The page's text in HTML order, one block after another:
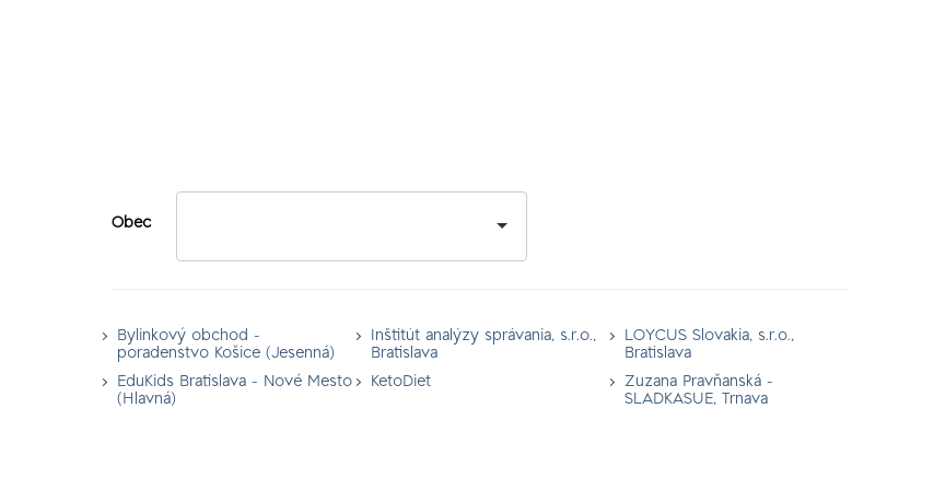
Obec
Bylinkový obchod -
poradenstvo Košice (Jesenná)
EduKids Bratislava - Nové Mesto
(Hlavná)
Inštitút analýzy správania, s.r.o.,
Bratislava
KetoDiet
LOYCUS Slovakia, s.r.o.,
Bratislava
Zuzana Pravňanská -
SLADKASUE, Trnava